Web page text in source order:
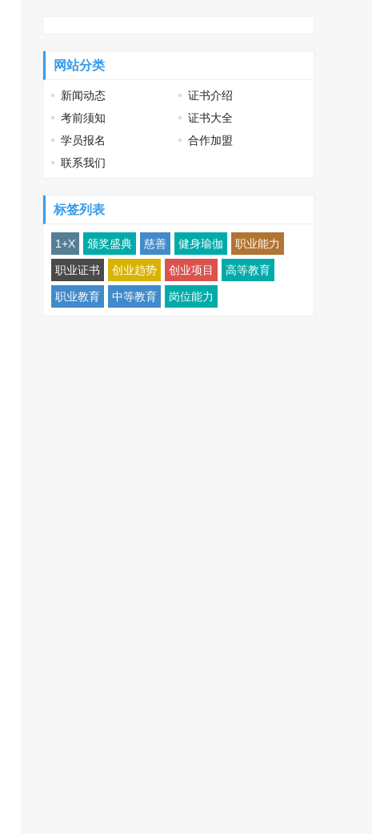
网站分类
新闻动态
证书介绍
考前须知
证书大全
学员报名
合作加盟
联系我们
标签列表
1+X 颁奖盛典 慈善 健身瑜伽 职业能力
职业证书 创业趋势 创业项目 高等教育
职业教育 中等教育 岗位能力